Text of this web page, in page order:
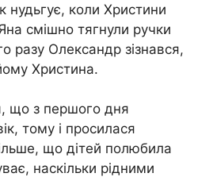
нудьгує, коли Христини
смішно тягнули ручки
разу Олександр зізнався,
Христина.
що з першого дня
тому і просилася
що дітей полюбила
наскільки рідними